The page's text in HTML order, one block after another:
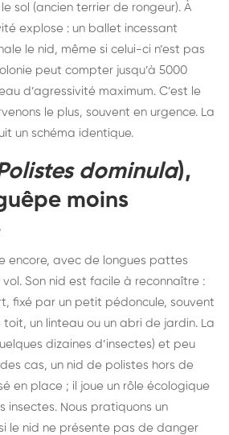
sol (ancien terrier de rongeur). À
explose : un ballet incessant
le nid, même si celui-ci n’est pas
peut compter jusqu’à 5000
d’agressivité maximum. C’est le
le plus, souvent en urgence. La
un schéma identique.
dominula),
moins
encore, avec de longues pattes
Son nid est facile à reconnaître :
fixé par un petit pédoncule, souvent
un linteau ou un abri de jardin. La
dizaines d’insectes) et peu
cas, un nid de polistes hors de
en place ; il joue un rôle écologique
insectes. Nous pratiquons un
le nid ne présente pas de danger